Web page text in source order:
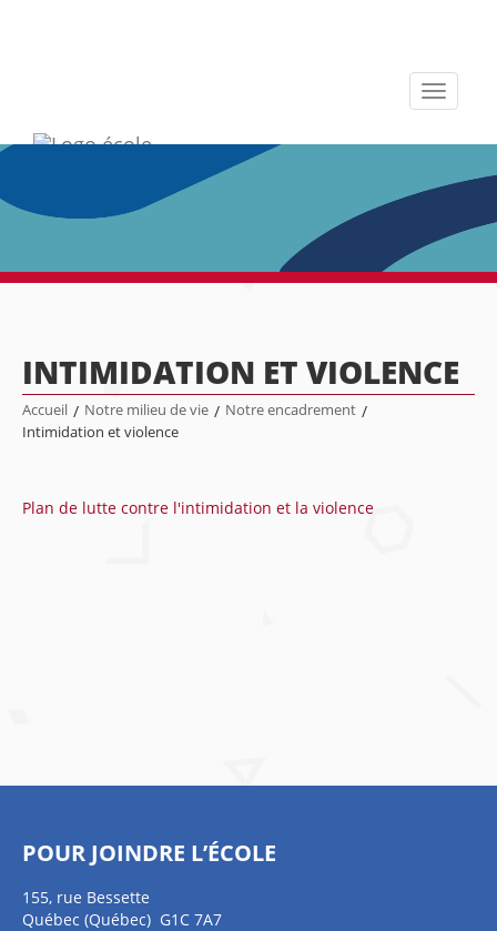
Toggle
INTIMIDATION ET VIOLENCE
Accueil / Notre milieu de vie / Notre encadrement /
Intimidation et violence
Plan de lutte contre l'intimidation et la violence
POUR JOINDRE L’ÉCOLE
155, rue Bessette
Québec (Québec) G1C 7A7